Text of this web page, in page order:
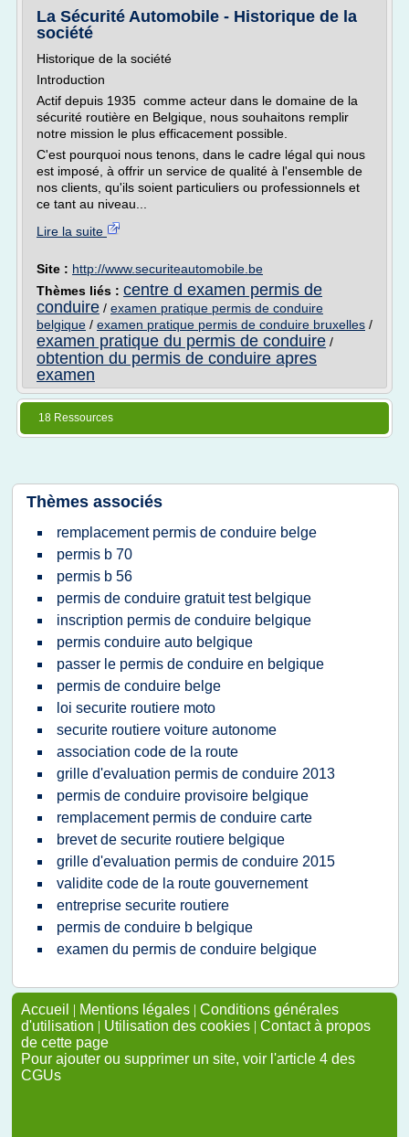
La Sécurité Automobile - Historique de la
société
Historique de la société
Introduction
Actif depuis 1935 comme acteur dans le domaine de la
sécurité routière en Belgique, nous souhaitons remplir
notre mission le plus efficacement possible.
C'est pourquoi nous tenons, dans le cadre légal qui nous
est imposé, à offrir un service de qualité à l'ensemble de
nos clients, qu'ils soient particuliers ou professionnels et
ce tant au niveau...
Lire la suite
Site : http://www.securiteautomobile.be
Thèmes liés : centre d examen permis de
conduire / examen pratique permis de conduire
belgique / examen pratique permis de conduire bruxelles /
examen pratique du permis de conduire /
obtention du permis de conduire apres
examen
18 Ressources
Thèmes associés
remplacement permis de conduire belge
permis b 70
permis b 56
permis de conduire gratuit test belgique
inscription permis de conduire belgique
permis conduire auto belgique
passer le permis de conduire en belgique
permis de conduire belge
loi securite routiere moto
securite routiere voiture autonome
association code de la route
grille d'evaluation permis de conduire 2013
permis de conduire provisoire belgique
remplacement permis de conduire carte
brevet de securite routiere belgique
grille d'evaluation permis de conduire 2015
validite code de la route gouvernement
entreprise securite routiere
permis de conduire b belgique
examen du permis de conduire belgique
Accueil | Mentions légales | Conditions générales
d'utilisation | Utilisation des cookies | Contact à propos
de cette page
Pour ajouter ou supprimer un site, voir l'article 4 des
CGUs